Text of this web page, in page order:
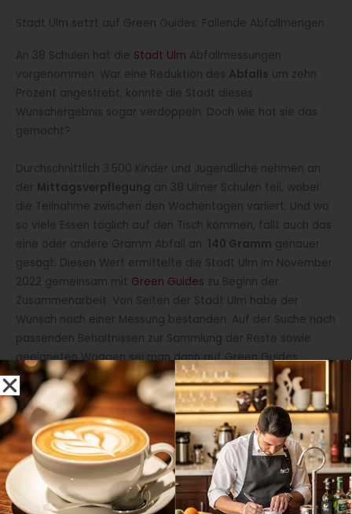
Stadt Ulm setzt auf Green Guides: Fallende Abfallmengen
An 38 Schulen hat die Stadt Ulm Abfallmessungen
vorgenommen. War eine Reduktion des Abfalls um zehn
Prozent angestrebt, konnte die Stadt dieses
Wunschergebnis sogar verdoppeln. Doch wie hat sie das
gemacht?
Durchschnittlich 3.500 Kinder und Jugendliche nehmen an
der Mittagsverpflegung an 38 Ulmer Schulen teil, wobei
die Teilnahme zwischen den Wochentagen variiert. Und wo
so viele Essen täglich auf den Tisch kommen, fällt auch das
eine oder andere Gramm Abfall an: 140 Gramm genauer
gesagt. Diesen Wert ermittelte die Stadt Ulm im November
2022 gemeinsam mit Green Guides zu Beginn der
Zusammenarbeit. Von Seiten der Stadt Ulm habe der
Wunsch nach einer Messung bestanden. Auf der Suche nach
passenden Behältnissen zur Sammlung der Reste sowie
geeigneten Waagen sei man dann auf Green Guides
aufmerksam geworden.
Neben der engen Begleitung und dem Austausch mit den